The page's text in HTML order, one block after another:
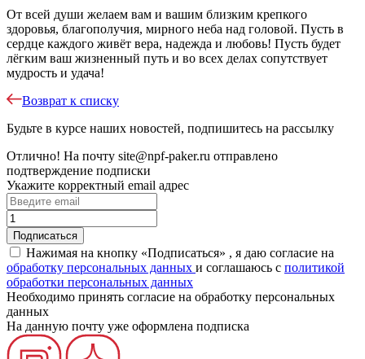
От всей души желаем вам и вашим близким крепкого
здоровья, благополучия, мирного неба над головой. Пусть в
сердце каждого живёт вера, надежда и любовь! Пусть будет
лёгким ваш жизненный путь и во всех делах сопутствует
мудрость и удача!
Возврат к списку
Будьте в курсе наших новостей, подпишитесь на рассылку
Отлично! На почту site@npf-paker.ru отправлено
подтверждение подписки
Укажите корректный email адрес
Нажимая на кнопку «Подписаться» , я даю согласие на
обработку персональных данных и соглашаюсь c политикой
обработки персональных данных
Необходимо принять согласие на обработку персональных
данных
На данную почту уже оформлена подписка